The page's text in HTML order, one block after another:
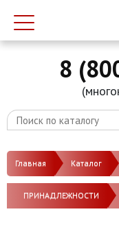
8
Главная Каталог
ПРИНАДЛЕЖНОСТИ